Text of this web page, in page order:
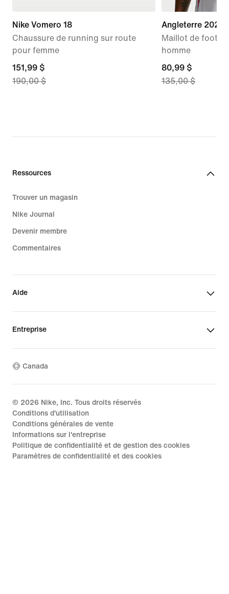
Nike Vomero 18
Chaussure de running sur route
pour femme
current
price
190,00 $
151,99 $
190,00 $
Angleterre 2026
Maillot de foot
homme
current
price
135,00 $
80,99 $
135,00 $
Ressources
Trouver un magasin
Nike Journal
Devenir membre
Commentaires
Aide
Entreprise
Canada
© 2026 Nike, Inc. Tous droits réservés
Conditions d'utilisation
Conditions générales de vente
Informations sur l'entreprise
Politique de confidentialité et de gestion des cookies
Paramètres de confidentialité et des cookies